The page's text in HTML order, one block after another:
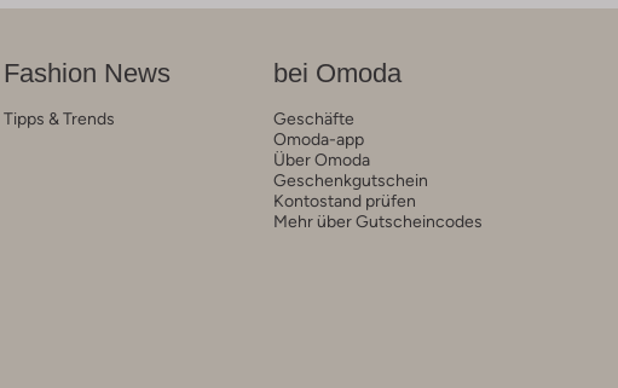
Fashion News
Tipps & Trends
bei Omoda
Geschäfte
Omoda-app
Über Omoda
Geschenkgutschein
Kontostand prüfen
Mehr über Gutscheincodes